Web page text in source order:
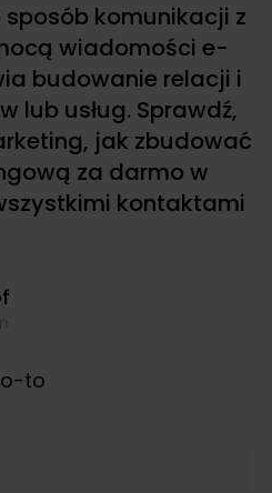
komunikacji z
wiadomości e-
budowanie relacji i
lub usług. Sprawdź,
jak zbudować
za darmo w
kontaktami